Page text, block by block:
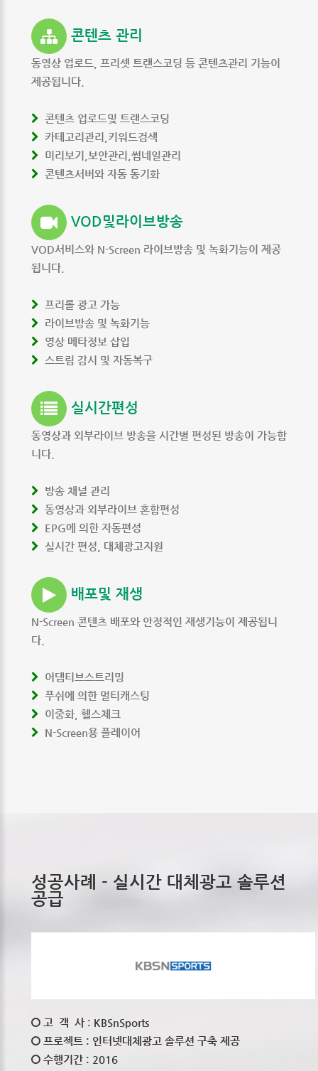
콘텐츠 관리
동영상 업로드, 프리셋 트랜스코딩 등 콘텐츠관리 기능이
제공됩니다.
콘텐츠 업로드및 트랜스코딩
카테고리관리,키워드검색
미리보기,보안관리,썸네일관리
콘텐츠서버와 자동 동기화
VOD및라이브방송
VOD서비스와 N-Screen 라이브방송 및 녹화기능이 제공
됩니다.
프리롤 광고 가능
라이브방송 및 녹화기능
영상 메타정보 삽입
스트림 감시 및 자동복구
실시간편성
동영상과 외부라이브 방송을 시간별 편성된 방송이 가능합
니다.
방송 채널 관리
동영상과 외부라이브 혼합편성
EPG에 의한 자동편성
실시간 편성, 대체광고지원
배포및 재생
N-Screen 콘텐츠 배포와 안정적인 재생기능이 제공됩니
다.
어댑티브스트리밍
푸쉬에 의한 멀티캐스팅
이중화, 헬스체크
N-Screen용 플레이어
성공사례 - 실시간 대체광고 솔루션
공급
고 객 사 : KBSnSports
프로젝트 : 인터넷대체광고 솔루션 구축 제공
수행기간 : 2016